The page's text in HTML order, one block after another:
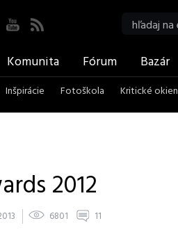
FacebookYouTube
Inšpirácie Fotoškola Kritické
Komunita Fórum Bazár
2012
6801 11